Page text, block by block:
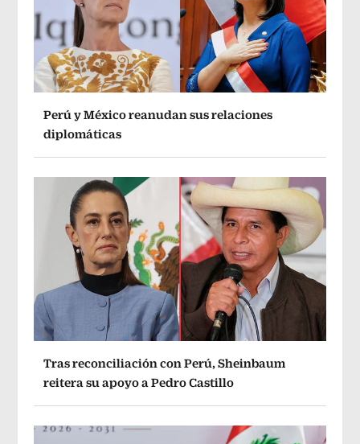
Perú y México reanudan sus relaciones
diplomáticas
Tras reconciliación con Perú, Sheinbaum
reitera su apoyo a Pedro Castillo